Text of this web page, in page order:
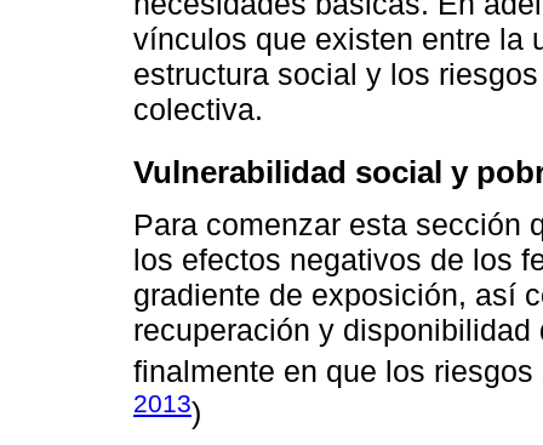
vínculos que existen entre la
estructura social y los
colectiva.
Vulnerabilidad social y
Para comenzar esta sección
los efectos negativos de los
gradiente de exposición, así
recuperación y
finalmente en que los
2013)